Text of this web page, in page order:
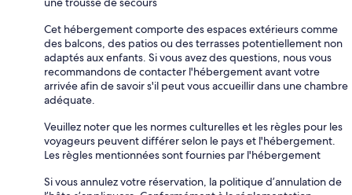
Cet hébergement comporte des espaces extérieurs comme
des balcons, des patios ou des terrasses potentiellement non
adaptés aux enfants. Si vous avez des questions, nous vous
recommandons de contacter l'hébergement avant votre
arrivée afin de savoir s'il peut vous accueillir dans une chambre
adéquate.
Veuillez noter que les normes culturelles et les règles pour les
voyageurs peuvent différer selon le pays et l'hébergement.
Les règles mentionnées sont fournies par l'hébergement
Si vous annulez votre réservation, la politique d’annulation de